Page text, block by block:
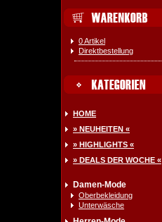
0 Artikel
Direktbestellung
HOME
» NEUHEITEN «
» HIGHLIGHTS «
» DEALS DER WOCHE «
Damen-Mode
Oberbekleidung
Unterwäsche